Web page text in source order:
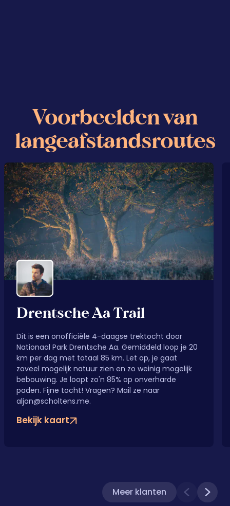
Voorbeelden van
langeafstandsroutes
Drentsche Aa Trail
Dit is een onofficiële 4-daagse trektocht door
Nationaal Park Drentsche Aa. Gemiddeld loop je 20
km per dag met totaal 85 km. Let op, je gaat
zoveel mogelijk natuur zien en zo weinig mogelijk
bebouwing. Je loopt zo'n 85% op onverharde
paden. Fijne tocht! Vragen? Mail ze naar
aljan@scholtens.me.
Bekijk kaart
Meer klanten